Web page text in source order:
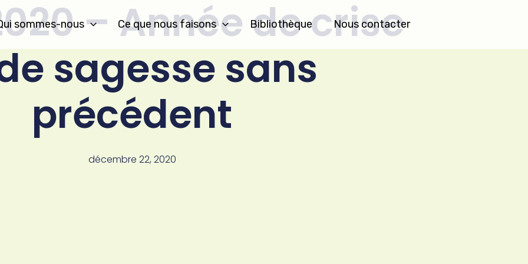
sommes-nous Ce que nous faisons Bibliothèque Nous contacter
– Année de crise
sagesse sans
précédent
décembre 22, 2020